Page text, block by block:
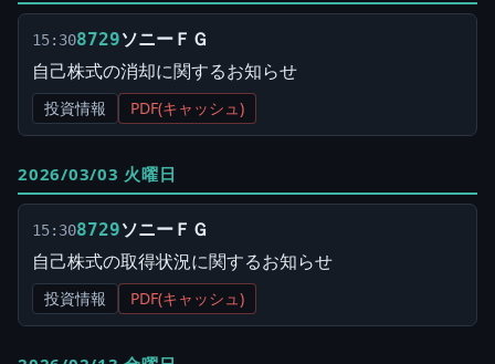
15:308729ソニーＦＧ
自己株式の消却に関するお知らせ
投資情報 PDF(キャッシュ)
2026/03/03 火曜日
15:308729ソニーＦＧ
自己株式の取得状況に関するお知らせ
投資情報 PDF(キャッシュ)